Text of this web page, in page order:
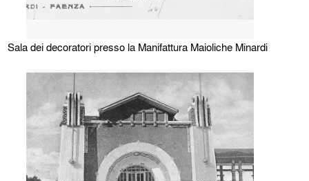
Sala dei decoratori presso la Manifattura Maioliche Minardi